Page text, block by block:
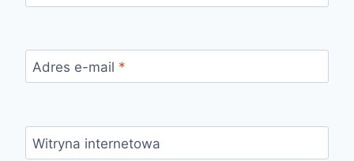
Adres e-mail *
Witryna internetowa